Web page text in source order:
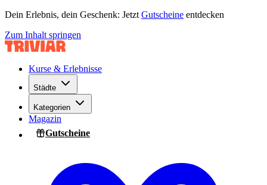
Dein Erlebnis, dein Geschenk: Jetzt Gutscheine entdecken
Zum Inhalt springen
Kurse & Erlebnisse
Städte
Kategorien
Magazin
Gutscheine